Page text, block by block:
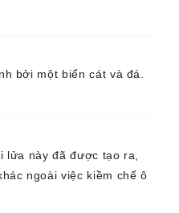
bởi một biển cát và đá.
lửa này đã được tạo ra,
ngoài việc kiềm chế ô